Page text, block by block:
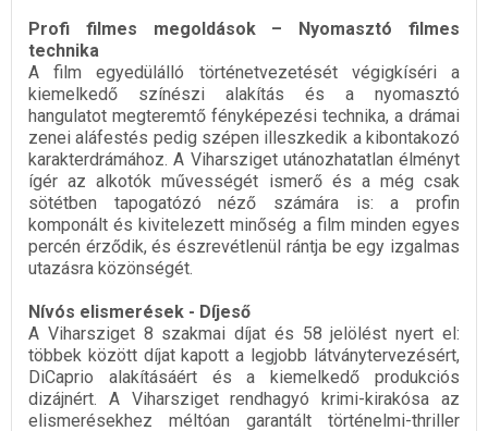
Profi filmes megoldások – Nyomasztó filmes
technika
A film egyedülálló történetvezetését végigkíséri a
kiemelkedő színészi alakítás és a nyomasztó
hangulatot megteremtő fényképezési technika, a drámai
zenei aláfestés pedig szépen illeszkedik a kibontakozó
karakterdrámához. A Viharsziget utánozhatatlan élményt
ígér az alkotók művességét ismerő és a még csak
sötétben tapogatózó néző számára is: a profin
komponált és kivitelezett minőség a film minden egyes
percén érződik, és észrevétlenül rántja be egy izgalmas
utazásra közönségét.
Nívós elismerések - Díjeső
A Viharsziget 8 szakmai díjat és 58 jelölést nyert el:
többek között díjat kapott a legjobb látványtervezésért,
DiCaprio alakításáért és a kiemelkedő produkciós
dizájnért. A Viharsziget rendhagyó krimi-kirakósa az
elismerésekhez méltóan garantált történelmi-thriller